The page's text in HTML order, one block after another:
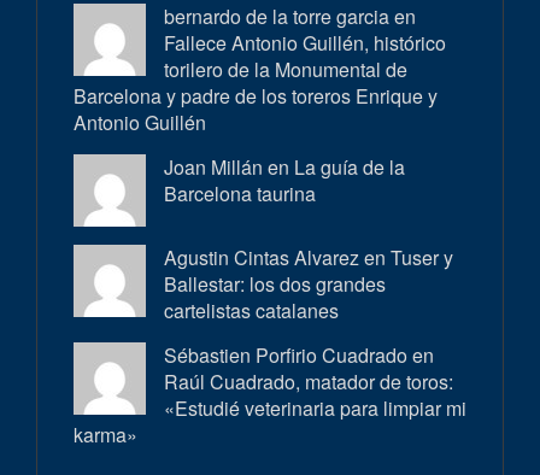
bernardo de la torre garcia en
Fallece Antonio Guillén, histórico
torilero de la Monumental de
Barcelona y padre de los toreros Enrique y
Antonio Guillén
Joan Millán en La guía de la
Barcelona taurina
Agustin Cintas Alvarez en Tuser y
Ballestar: los dos grandes
cartelistas catalanes
Sébastien Porfirio Cuadrado en
Raúl Cuadrado, matador de toros:
«Estudié veterinaria para limpiar mi
karma»